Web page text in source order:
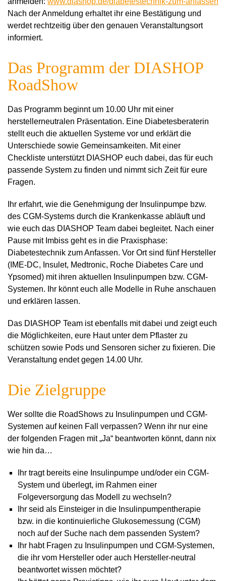
Nach der Anmeldung erhaltet ihr eine Bestätigung und
werdet rechtzeitig über den genauen Veranstaltungsort
informiert.
Das Programm der DIASHOP
RoadShow
Das Programm beginnt um 10.00 Uhr mit einer
herstellerneutralen Präsentation. Eine Diabetesberaterin
stellt euch die aktuellen Systeme vor und erklärt die
Unterschiede sowie Gemeinsamkeiten. Mit einer
Checkliste unterstützt DIASHOP euch dabei, das für euch
passende System zu finden und nimmt sich Zeit für eure
Fragen.
Ihr erfahrt, wie die Genehmigung der Insulinpumpe bzw.
des CGM-Systems durch die Krankenkasse abläuft und
wie euch das DIASHOP Team dabei begleitet. Nach einer
Pause mit Imbiss geht es in die Praxisphase:
Diabetestechnik zum Anfassen. Vor Ort sind fünf Hersteller
(IME-DC, Insulet, Medtronic, Roche Diabetes Care und
Ypsomed) mit ihren aktuellen Insulinpumpen bzw. CGM-
Systemen. Ihr könnt euch alle Modelle in Ruhe anschauen
und erklären lassen.
Das DIASHOP Team ist ebenfalls mit dabei und zeigt euch
die Möglichkeiten, eure Haut unter dem Pflaster zu
schützen sowie Pods und Sensoren sicher zu fixieren. Die
Veranstaltung endet gegen 14.00 Uhr.
Die Zielgruppe
Wer sollte die RoadShows zu Insulinpumpen und CGM-
Systemen auf keinen Fall verpassen? Wenn ihr nur eine
der folgenden Fragen mit „Ja“ beantworten könnt, dann nix
wie hin da…
Ihr tragt bereits eine Insulinpumpe und/oder ein CGM-
System und überlegt, im Rahmen einer
Folgeversorgung das Modell zu wechseln?
Ihr seid als Einsteiger in die Insulinpumpentherapie
bzw. in die kontinuierliche Glukosemessung (CGM)
noch auf der Suche nach dem passenden System?
Ihr habt Fragen zu Insulinpumpen und CGM-Systemen,
die ihr vom Hersteller oder auch Hersteller-neutral
beantwortet wissen möchtet?